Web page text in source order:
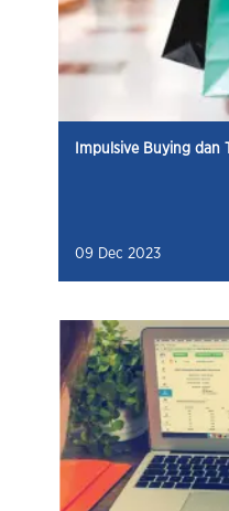
Impulsive Buying dan
09 Dec 2023